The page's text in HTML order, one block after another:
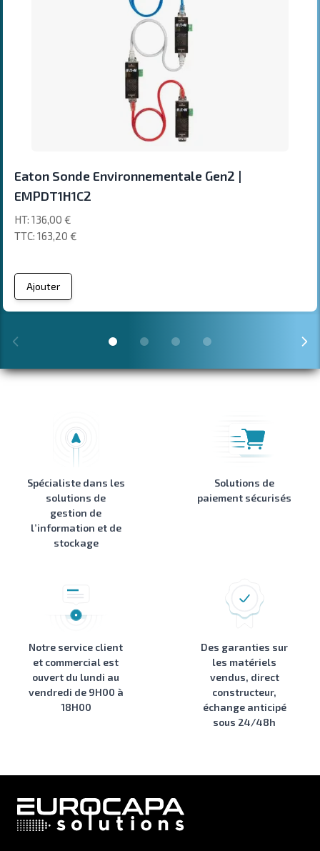
Eaton Sonde Environnementale Gen2 |
EMPDT1H1C2
163,20 €
136,00 €
Ajouter
Spécialiste dans les
solutions de
gestion de
l’information et de
stockage
Solutions de
paiement sécurisés
Notre service client
et commercial est
ouvert du lundi au
vendredi de 9H00 à
18H00
Des garanties sur
les matériels
vendus, direct
constructeur,
échange anticipé
sous 24/48h